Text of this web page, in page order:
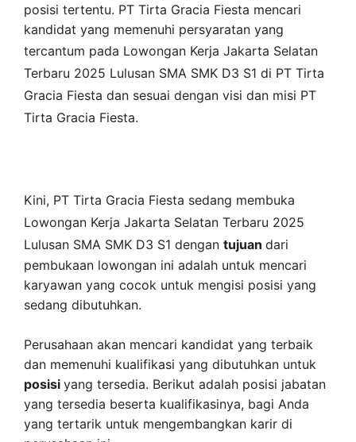
posisi tertentu. PT Tirta Gracia Fiesta mencari
kandidat yang memenuhi persyaratan yang
tercantum pada Lowongan Kerja Jakarta Selatan
Terbaru 2025 Lulusan SMA SMK D3 S1 di PT Tirta
Gracia Fiesta dan sesuai dengan visi dan misi PT
Tirta Gracia Fiesta.
Kini, PT Tirta Gracia Fiesta sedang membuka
Lowongan Kerja Jakarta Selatan Terbaru 2025
Lulusan SMA SMK D3 S1 dengan tujuan dari
pembukaan lowongan ini adalah untuk mencari
karyawan yang cocok untuk mengisi posisi yang
sedang dibutuhkan.
Perusahaan akan mencari kandidat yang terbaik
dan memenuhi kualifikasi yang dibutuhkan untuk
posisi yang tersedia. Berikut adalah posisi jabatan
yang tersedia beserta kualifikasinya, bagi Anda
yang tertarik untuk mengembangkan karir di